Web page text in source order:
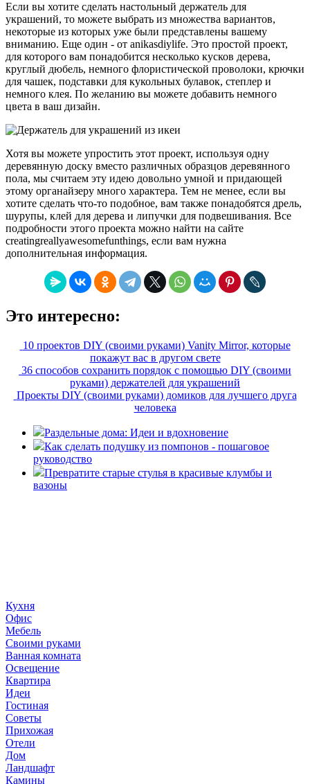
Если вы хотите сделать настольный держатель для
украшений, то можете выбрать из множества вариантов,
некоторые из которых уже были представлены вашему
вниманию. Еще один - от anikasdiylife. Это простой проект,
для которого вам понадобится несколько кусков дерева,
круглый дюбель, немного флористической проволоки, крючки
для чашек, подставки для кукольных булавок, степлер и
немного клея. По желанию вы можете добавить немного
цвета в ваш дизайн.
Хотя вы можете упростить этот проект, используя одну
деревянную доску вместо различных образцов деревянного
пола, мы считаем эту идею довольно умной и придающей
этому органайзеру много характера. Тем не менее, если вы
хотите сделать что-то подобное, вам также понадобятся дрель,
шурупы, клей для дерева и липучки для подвешивания. Все
подробности этого проекта можно найти на сайте
creatingreallyawesomefunthings, если вам нужна
дополнительная информация.
Это интересно:
10 проектов DIY (своими руками) Vanity Mirror, которые
покажут вас в другом свете
36 способов сохранить порядок с помощью DIY (своими
руками) держателей для украшений
Проекты DIY (своими руками) домиков для лучшего друга
человека
Раздельные дома: Идеи и вдохновение
Как сделать подушку из помпонов - пошаговое
руководство
Превратите старые стулья в красивые клумбы и
вазоны
Кухня
Офис
Мебель
Своими руками
Ванная комната
Освещение
Квартира
Идеи
Гостиная
Советы
Прихожая
Отели
Дом
Ландшафт
Камины